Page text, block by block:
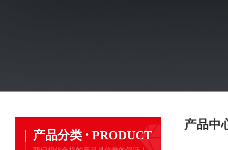
产品分类 · PRODUCT
产品中